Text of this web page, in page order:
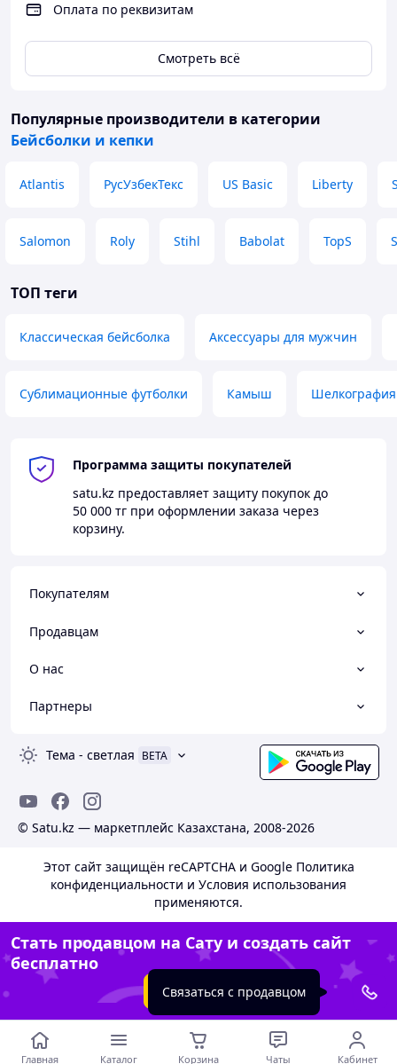
Оплата по реквизитам
Смотреть всё
Популярные производители в категории
Бейсболки и кепки
Atlantis РусУзбекТекс US Basic Liberty
Salomon Roly Stihl Babolat TopS
ТОП теги
Классическая бейсболка Аксессуары для мужчин
Сублимационные футболки Камыш Шелкография
Программа защиты покупателей
satu.kz предоставляет защиту покупок до
50 000 тг при оформлении заказа через
корзину.
Покупателям
Продавцам
О нас
Партнеры
Тема - светлая BETA
© Satu.kz — маркетплейс Казахстана, 2008-2026
Этот сайт защищён reCAPTCHA и Google Политика
конфиденциальности и Условия использования
применяются.
Стать продавцом на Сату и создать сайт
бесплатно
Создать сайт
Главная Каталог Корзина Чаты Кабинет
Связаться с продавцом